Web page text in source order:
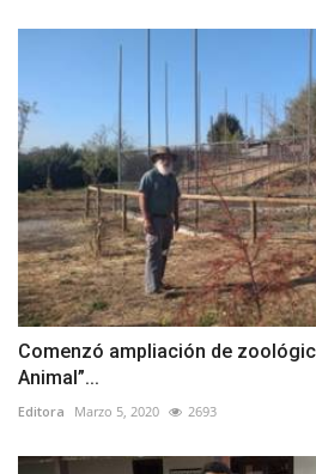
Comenzó ampliación de
Animal”...
Editora Marzo 5, 2020 2693